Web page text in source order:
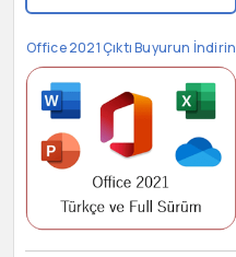
Office 2021 Çıktı Buyurun İndirin